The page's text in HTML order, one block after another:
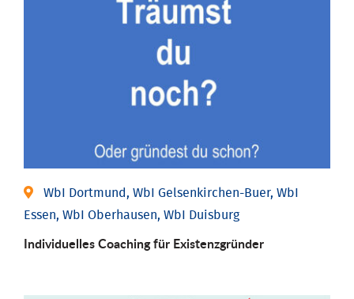
WbI Dortmund, WbI Gelsenkirchen-Buer, WbI
Essen, WbI Oberhausen, WbI Duisburg
Individu­elles Coaching für Existenz­gründer